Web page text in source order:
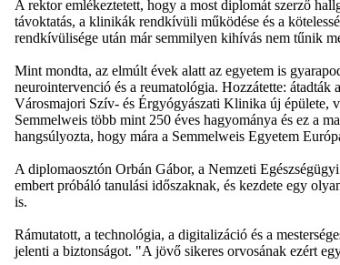
A rektor emlékeztetett, hogy a most diplomát szerző
távoktatás, a klinikák rendkívüli működése és a
rendkívülisége után már semmilyen kihívás nem tűnik
Mint mondta, az elmúlt évek alatt az egyetem is
neurointervenció és a reumatológia. Hozzátette:
Városmajori Szív- és Érgyógyászati Klinika új épülete,
Semmelweis több mint 250 éves hagyománya és ez a
hangsúlyozta, hogy mára a Semmelweis Egyetem
A diplomaosztón Orbán Gábor, a Nemzeti
embert próbáló tanulási időszaknak, és kezdete egy
is.
Rámutatott, a technológia, a digitalizáció és a
jelenti a biztonságot. "A jövő sikeres orvosának ezért